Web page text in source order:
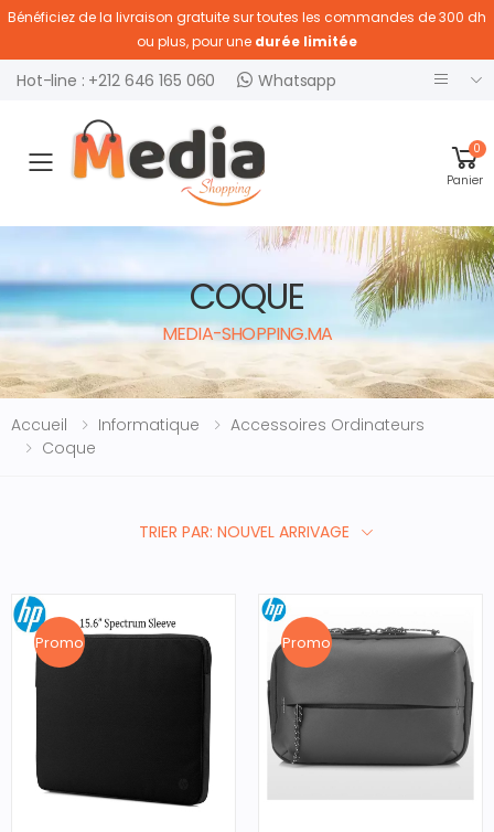
Bénéficiez de la livraison gratuite sur toutes les commandes de 300 dh
ou plus, pour une durée limitée
Hot-line : +212 646 165 060 Whatsapp
Ouvrir menu
0
Panier
COQUE
MEDIA-SHOPPING.MA
Accueil Informatique
Accessoires Ordinateurs
Coque
TRIER PAR: NOUVEL ARRIVAGE
Promo Promo